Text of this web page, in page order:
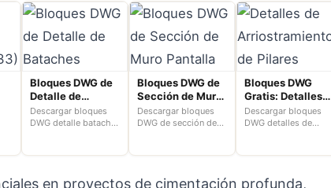
Bloques DWG de
Detalle de
Bataches para
AutoCAD 2D
Descargar bloques
DWG detalle batache
planos con detalles
precisos y gratuitos.
Bloques DWG de
Sección de Muro
Pantalla para
AutoCAD 2D
Descargar bloques
DWG de sección de
Mejora tus planos
constructivos claros
Bloques DWG
Gratis: Detalles
de
Arriostramiento
Descargar bloques
DWG detalles de
2D gratis. Encuentra
soluciones
en proyectos de cimentación profunda,